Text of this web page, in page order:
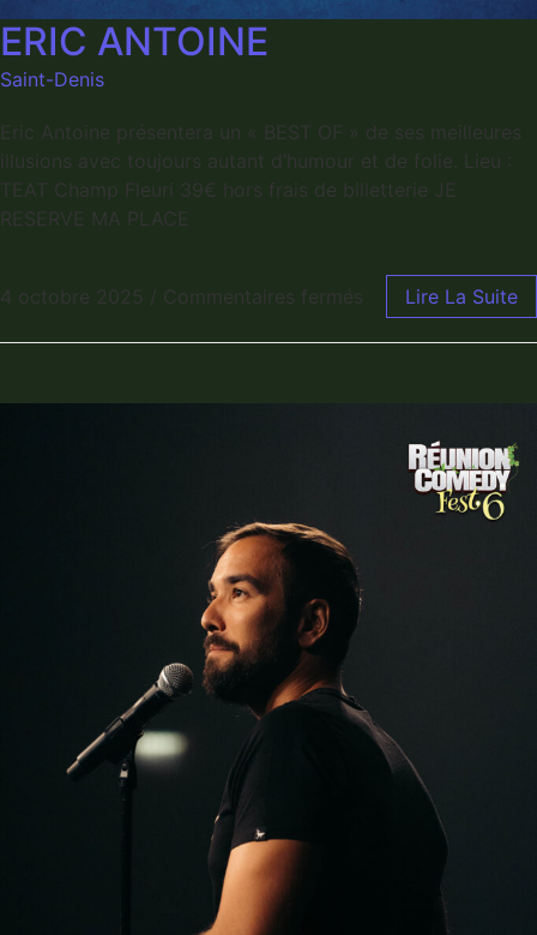
ERIC ANTOINE
Saint-Denis
Eric Antoine présentera un « BEST OF » de ses meilleures
illusions avec toujours autant d’humour et de folie. Lieu :
TEAT Champ Fleuri 39€ hors frais de billetterie JE
RESERVE MA PLACE
4 octobre 2025 / Commentaires fermés Lire La Suite